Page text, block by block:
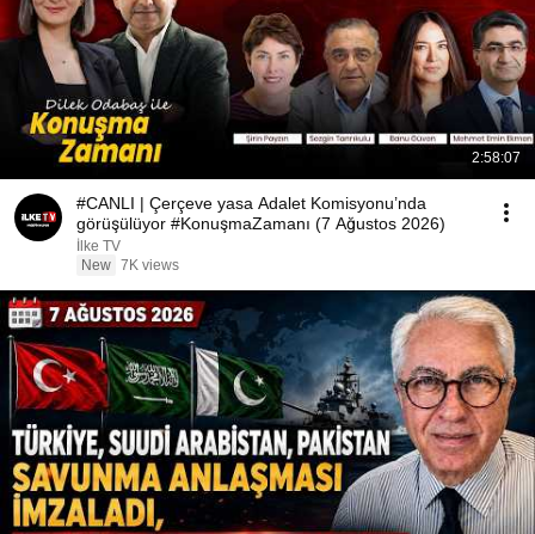
2:58:07
#CANLI | Çerçeve yasa Adalet Komisyonu’nda
görüşülüyor #KonuşmaZamanı (7 Ağustos 2026)
İlke TV
New 7K views